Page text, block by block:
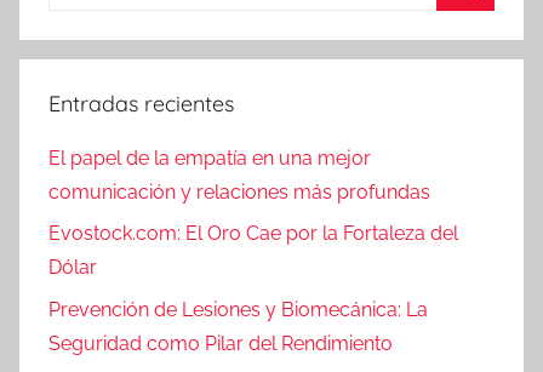
Entradas recientes
El papel de la empatía en una mejor
comunicación y relaciones más profundas
Evostock.com: El Oro Cae por la Fortaleza del
Dólar
Prevención de Lesiones y Biomecánica: La
Seguridad como Pilar del Rendimiento